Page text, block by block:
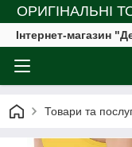
ОРИГІНАЛЬНІ
Інтернет-магазин
Товари та